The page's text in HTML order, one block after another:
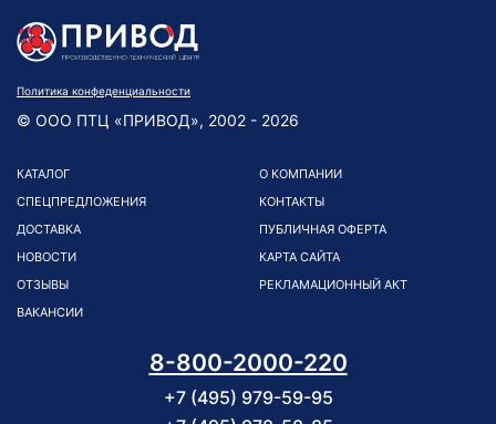
Политика конфеденциальности
© ООО ПТЦ «ПРИВОД», 2002 - 2026
КАТАЛОГ
СПЕЦПРЕДЛОЖЕНИЯ
ДОСТАВКА
НОВОСТИ
ОТЗЫВЫ
ВАКАНСИИ
О КОМПАНИИ
КОНТАКТЫ
ПУБЛИЧНАЯ ОФЕРТА
КАРТА САЙТА
РЕКЛАМАЦИОННЫЙ АКТ
8-800-2000-220
+7 (495) 979-59-95